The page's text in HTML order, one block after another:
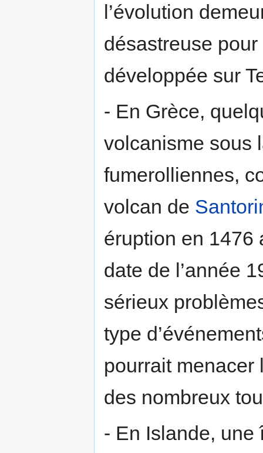
l’évolution
désastreuse
développée sur
- En Grèce,
volcanisme sous
fumerolliennes,
volcan de
éruption en 1476
date de l’année
sérieux
type
pourrait menacer
des nombreux
- En Islande,